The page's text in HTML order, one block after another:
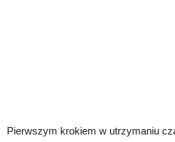
Pierwszym krokiem w utrzymaniu